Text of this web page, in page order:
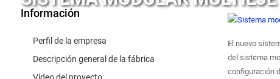
Información
Perfil de la empresa
Descripción general de la fábrica
Vídeo del proyecto
El nuevo
del sistema
configuración